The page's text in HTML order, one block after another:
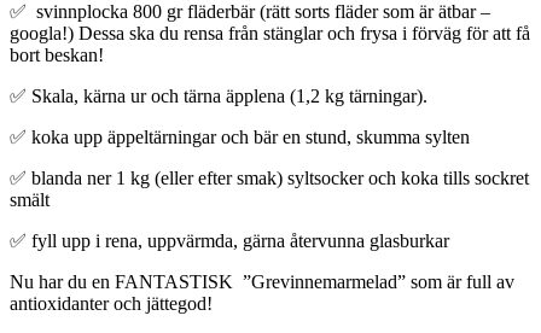
✅ svinnplocka 800 gr fläderbär (rätt sorts fläder som är ätbar –
googla!) Dessa ska du rensa från stänglar och frysa i förväg för att få
bort beskan!
✅ Skala, kärna ur och tärna äpplena (1,2 kg tärningar).
✅ koka upp äppeltärningar och bär en stund, skumma sylten
✅ blanda ner 1 kg (eller efter smak) syltsocker och koka tills sockret
smält
✅ fyll upp i rena, uppvärmda, gärna återvunna glasburkar
Nu har du en FANTASTISK ”Grevinnemarmelad” som är full av
antioxidanter och jättegod!